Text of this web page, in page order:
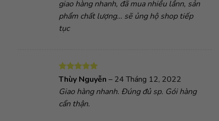
sao
giao hàng nhanh, đã mua nhiều lầnn, sản
phẩm chất lượng… sẽ ủng hộ shop tiếp
tục
Được xếp
hạng
5
sao
Thùy Nguyễn – 24 Tháng 12, 2022
Giao hàng nhanh. Đúng đủ sp. Gói hàng
cẩn thận.